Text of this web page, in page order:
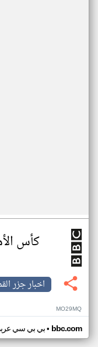
كأس
اخبار جزر
MO29MQ
بي بي سي• bbc.com